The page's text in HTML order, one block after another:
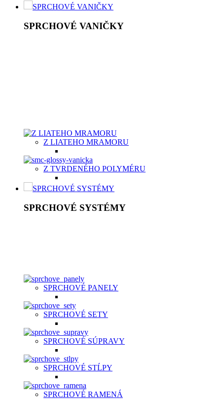
SPRCHOVÉ VANIČKY
SPRCHOVÉ VANIČKY
Z LIATEHO MRAMORU
Z TVRDENÉHO POLYMÉRU
SPRCHOVÉ SYSTÉMY
SPRCHOVÉ SYSTÉMY
SPRCHOVÉ PANELY
SPRCHOVÉ SETY
SPRCHOVÉ SÚPRAVY
SPRCHOVÉ STĹPY
SPRCHOVÉ RAMENÁ